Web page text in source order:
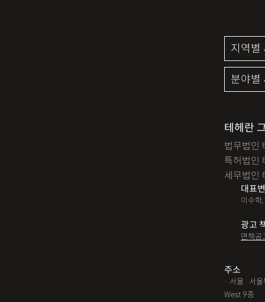
테헤란
법무법인
특허법인
세무법인
대표
이수학
광고
면책공
주소
· 서울 : 서
West 9층